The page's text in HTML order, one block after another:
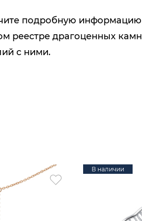
подробную информацию
реестре драгоценных
с ними.
В наличии